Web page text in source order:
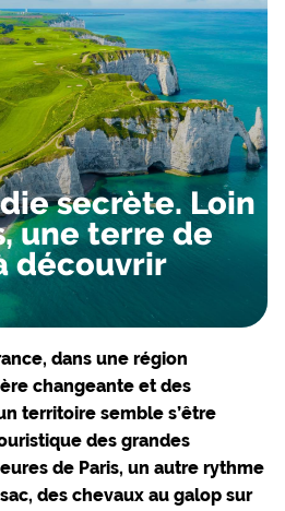
secrète. Loin
une terre de
découvrir
dans une région
changeante et des
territoire semble s’être
des grandes
de Paris, un autre rythme
des chevaux au galop sur